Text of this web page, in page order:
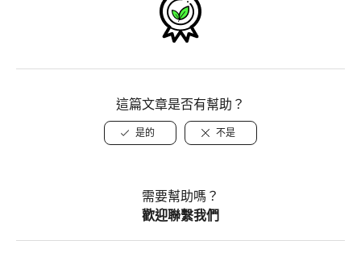
這篇文章是否有幫助？
是的 不是
需要幫助嗎？
歡迎聯繫我們